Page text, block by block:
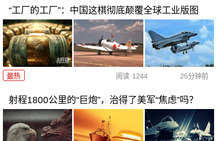
“工厂的工厂”：中国这棋彻底颠覆全球工业版图
最热 阅读 1244 25分钟前
射程1800公里的“巨炮”，治得了美军“焦虑”吗？